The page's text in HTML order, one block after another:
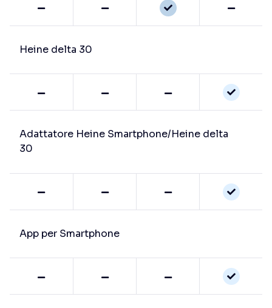
Heine delta 30
Adattatore Heine Smartphone/Heine delta
30
App per Smartphone